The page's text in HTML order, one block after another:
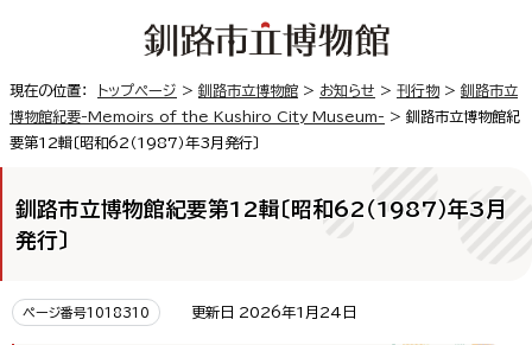
現在の位置： トップページ > 釧路市立博物館 > お知らせ > 刊行物 > 釧路市立
博物館紀要-Memoirs of the Kushiro City Museum- > 釧路市立博物館紀
要第12輯〔昭和62（1987）年3月発行〕
釧路市立博物館紀要第12輯〔昭和62（1987）年3月
発行〕
ページ番号1018310 更新日 2026年1月24日